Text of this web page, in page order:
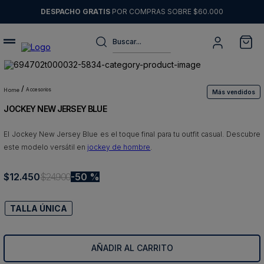
DESPACHO GRATIS POR COMPRAS SOBRE $60.000
Buscar...
accesorios Más vendidos
JOCKEY NEW JERSEY BLUE
El Jockey New Jersey Blue es el toque final para tu outfit casual. Descubre
este modelo versátil en jockey de hombre.
$12.450$24.900 50 %
TALLA ÚNICA
AÑADIR AL CARRITO
1.
sweater
2.
chaquetas
3.
pantalon
5.
chaqueta cuero
7.
jeans
8.
chaqueta